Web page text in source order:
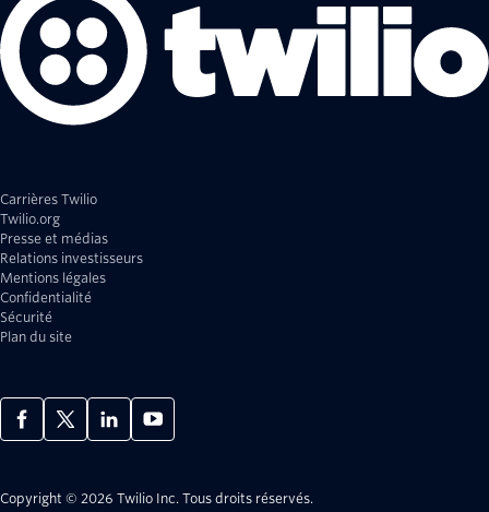
Carrières Twilio
Twilio.org
Presse et médias
Relations investisseurs
Mentions légales
Confidentialité
Sécurité
Plan du site
Copyright © 2026 Twilio Inc. Tous droits réservés.